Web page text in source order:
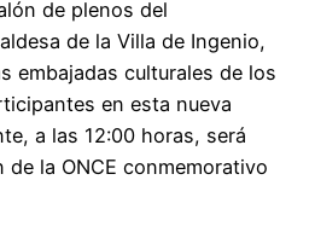
de plenos del
de la Villa de Ingenio,
embajadas culturales de los
en esta nueva
a las 12:00 horas, será
la ONCE conmemorativo